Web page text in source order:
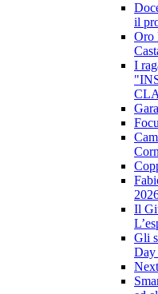
il
Oro
I
Il
Gli
Day